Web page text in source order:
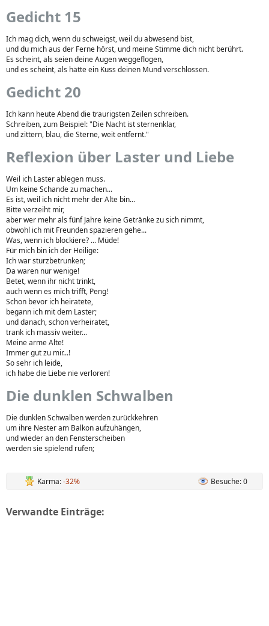
Gedicht 15
Ich mag dich, wenn du schweigst, weil du abwesend bist,
und du mich aus der Ferne hörst, und meine Stimme dich nicht berührt.
Es scheint, als seien deine Augen weggeflogen,
und es scheint, als hätte ein Kuss deinen Mund verschlossen.
Gedicht 20
Ich kann heute Abend die traurigsten Zeilen schreiben.
Schreiben, zum Beispiel: "Die Nacht ist sternenklar,
und zittern, blau, die Sterne, weit entfernt."
Reflexion über Laster und Liebe
Weil ich Laster ablegen muss.
Um keine Schande zu machen...
Es ist, weil ich nicht mehr der Alte bin...
Bitte verzeiht mir,
aber wer mehr als fünf Jahre keine Getränke zu sich nimmt,
obwohl ich mit Freunden spazieren gehe...
Was, wenn ich blockiere? ... Müde!
Für mich bin ich der Heilige:
Ich war sturzbetrunken;
Da waren nur wenige!
Betet, wenn ihr nicht trinkt,
auch wenn es mich trifft, Peng!
Schon bevor ich heiratete,
begann ich mit dem Laster;
und danach, schon verheiratet,
trank ich massiv weiter...
Meine arme Alte!
Immer gut zu mir...!
So sehr ich leide,
ich habe die Liebe nie verloren!
Die dunklen Schwalben
Die dunklen Schwalben werden zurückkehren
um ihre Nester am Balkon aufzuhängen,
und wieder an den Fensterscheiben
werden sie spielend rufen;
Karma:-32% Besuche: 0
Verwandte Einträge: